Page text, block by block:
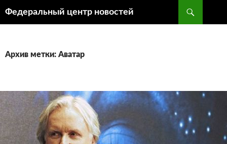
Федеральный центр новостей
Архив метки: Аватар